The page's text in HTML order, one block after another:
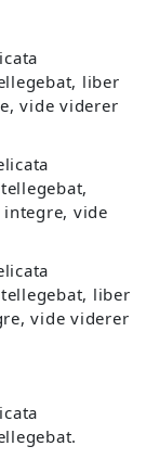
liber
vide viderer
integre, vide
liber
vide viderer